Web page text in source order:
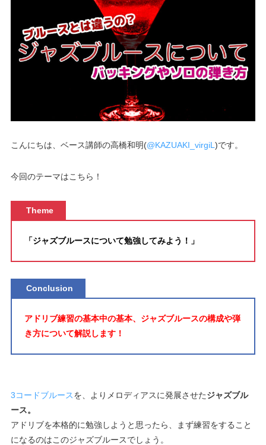
こんにちは、ベース講師の高橋和明(@KAZUAKI_virgiL)です。
今回のテーマはこちら！
Theme
「ジャズブルースについて勉強してみよう！」
Conclusion
アドリブ練習の基本中の基本、ジャズブルースの構成や弾
き方について解説します！
3コードブルースを、よりメロディアスに発展させたジャズブル
ース。
アドリブを本格的に勉強しようと思ったら、まず練習をすること
になるのはこのジャズブルースでしょう。